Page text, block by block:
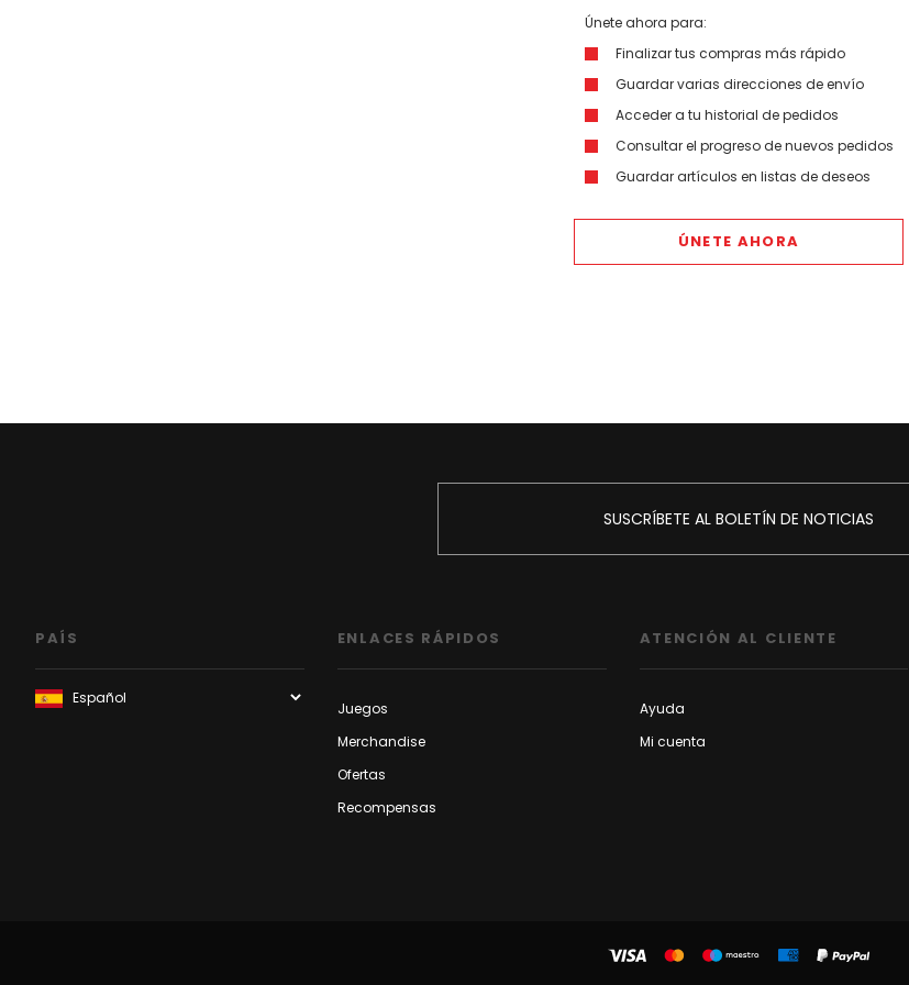
Únete ahora para:
Finalizar tus compras más rápido
Guardar varias direcciones de envío
Acceder a tu historial de pedidos
Consultar el progreso de nuevos pedidos
Guardar artículos en listas de deseos
ÚNETE AHORA
SUSCRÍBETE AL BOLETÍN DE NOTICIAS
PAÍS ENLACES RÁPIDOS
Juegos
Merchandise
Ofertas
Recompensas
ATENCIÓN AL CLIENTE
Ayuda
Mi cuenta